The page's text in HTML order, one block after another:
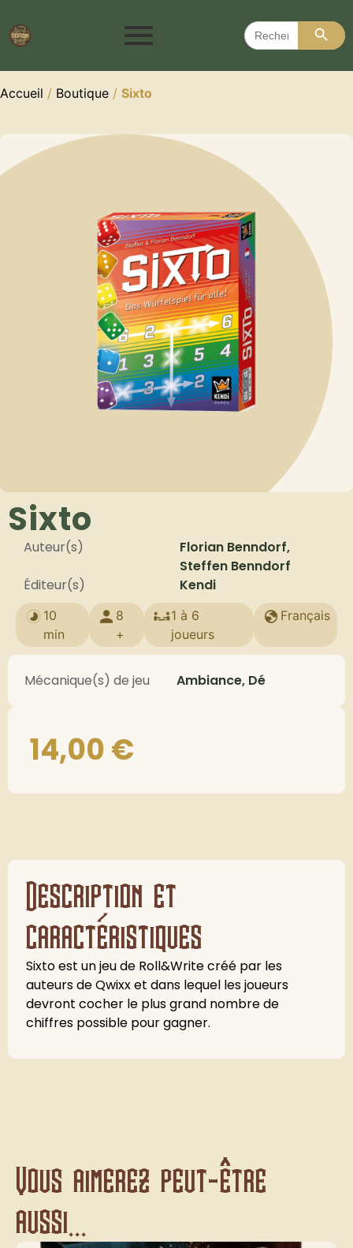
Search
for:
Search
Accueil / Boutique / Sixto
Sixto
Auteur(s)
Florian Benndorf,
Steffen Benndorf
Éditeur(s)
Kendi
10
min
8
+
1 à 6
joueurs
Français
Mécanique(s) de jeu Ambiance, Dé
14,00€
Description et
caractéristiques
Sixto est un jeu de Roll&Write créé par les
auteurs de Qwixx et dans lequel les joueurs
devront cocher le plus grand nombre de
chiffres possible pour gagner.
Vous aimerez peut-être
aussi...